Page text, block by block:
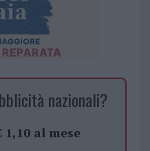
nazionali?
1,10 al mese